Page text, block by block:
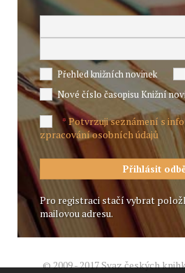
Přehled knižních novinek
Nové číslo časopisu Knižní
*Potvrzuji seznámení s
zpracování osobních údajů
Pro registraci stačí vybrat
mailovou adresu.
© 2009 - 2017 Svaz českých